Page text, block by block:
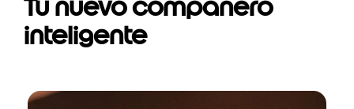
Tu nuevo compañero
inteligente